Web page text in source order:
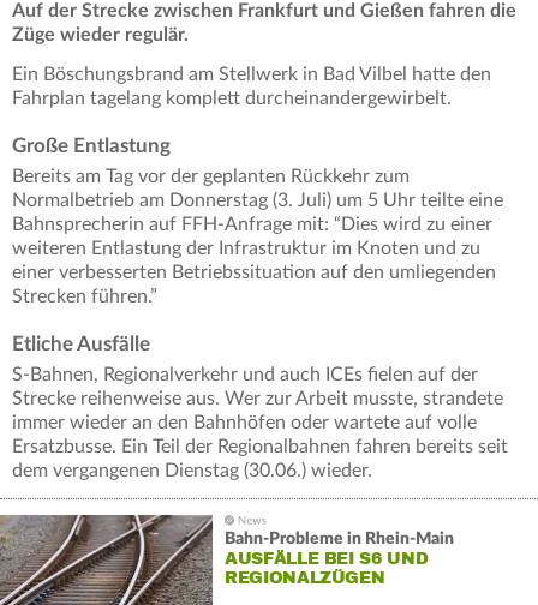
Auf der Strecke zwischen Frankfurt und Gießen fahren die
Züge wieder regulär.
Ein Böschungsbrand am Stellwerk in Bad Vilbel hatte den
Fahrplan tagelang komplett durcheinandergewirbelt.
Große Entlastung
Bereits am Tag vor der geplanten Rückkehr zum
Normalbetrieb am Donnerstag (3. Juli) um 5 Uhr teilte eine
Bahnsprecherin auf FFH-Anfrage mit: “Dies wird zu einer
weiteren Entlastung der Infrastruktur im Knoten und zu
einer verbesserten Betriebssituation auf den umliegenden
Strecken führen.”
Etliche Ausfälle
S-Bahnen, Regionalverkehr und auch ICEs fielen auf der
Strecke reihenweise aus. Wer zur Arbeit musste, strandete
immer wieder an den Bahnhöfen oder wartete auf volle
Ersatzbusse. Ein Teil der Regionalbahnen fahren bereits seit
dem vergangenen Dienstag (30.06.) wieder.
Bahn-Probleme in Rhein-Main
AUSFÄLLE BEI S6 UND
REGIONALZÜGEN